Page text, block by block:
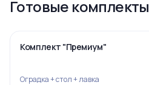
Готовые комплекты
-7%
Комплект "Премиум"
Оградка + стол + лавка